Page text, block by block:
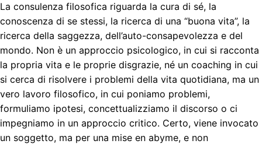
La consulenza filosofica riguarda la cura di sé, la
conoscenza di se stessi, la ricerca di una “buona vita”, la
ricerca della saggezza, dell’auto-consapevolezza e del
mondo. Non è un approccio psicologico, in cui si racconta
la propria vita e le proprie disgrazie, né un coaching in cui
si cerca di risolvere i problemi della vita quotidiana, ma un
vero lavoro filosofico, in cui poniamo problemi,
formuliamo ipotesi, concettualizziamo il discorso o ci
impegniamo in un approccio critico. Certo, viene invocato
un soggetto, ma per una mise en abyme, e non